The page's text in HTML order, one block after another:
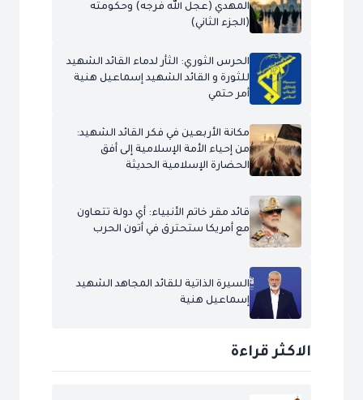
المهدي (عجل الله فرجه) وحكومته
(الجزء الثاني)
الحرس الثوري: الثأر لدماء القائد الشهيد
للثورة و القائد الشهيد إسماعيل هنية
أمر حتمي
مكانة الأربعين في فكر القائد الشهيد:
من إحياء الأمة الإسلامية إلى أفق
الحضارة الإسلامية الحديثة
قائد مقر خاتم الأنبياء: أي دولة تتعاون
مع أمريكا ستحترق في أتون الحرب
السيرة الذاتية للقائد المجاهد الشهيد
إسماعيل هنية
الاكثر قراءة